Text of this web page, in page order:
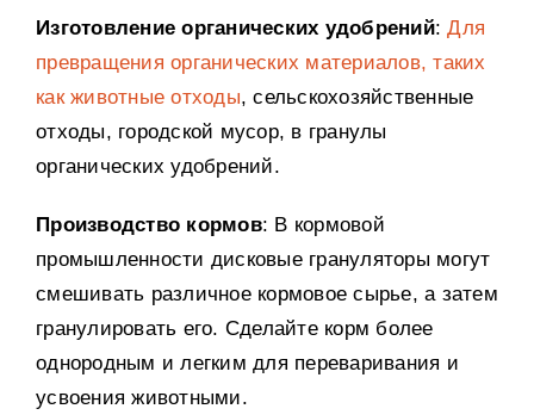
Изготовление органических удобрений:Для
превращения органических материалов, таких
как животные отходы, сельскохозяйственные
отходы, городской мусор, в гранулы
органических удобрений.
Производство кормов: В кормовой
промышленности дисковые грануляторы могут
смешивать различное кормовое сырье, а затем
гранулировать его. Сделайте корм более
однородным и легким для переваривания и
усвоения животными.